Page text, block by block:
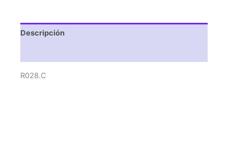
Descripción
R028.C